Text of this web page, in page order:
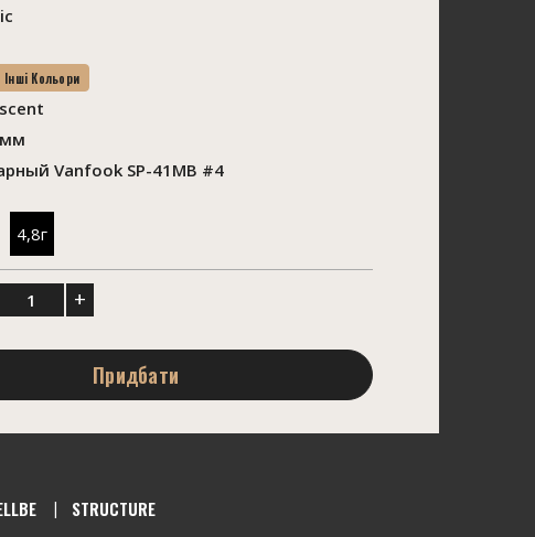
Інші Кольори
Vanfook SP-41MB #4
4,8г
+
Придбати
STRUCTURE